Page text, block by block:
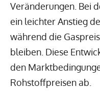
Veränderungen. Bei
ein leichter Anstieg
während die
bleiben. Diese
den
Rohstoffpreisen ab.